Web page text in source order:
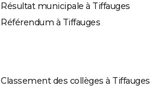
Résultat municipale à Tiffauges
Référendum à Tiffauges
Classement des collèges à Tiffauges